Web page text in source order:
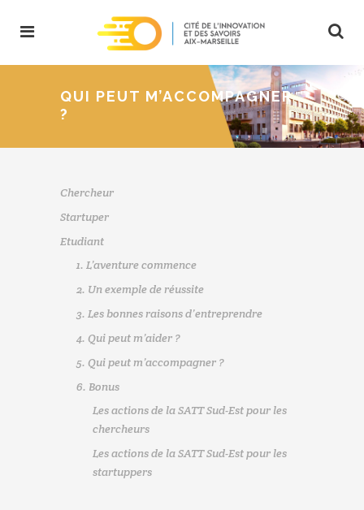
QUI PEUT M’ACCOMPAGNER
?
Chercheur
Startuper
Etudiant
1. L’aventure commence
2. Un exemple de réussite
3. Les bonnes raisons d’entreprendre
4. Qui peut m’aider ?
5. Qui peut m’accompagner ?
6. Bonus
Les actions de la SATT Sud-Est pour les
chercheurs
Les actions de la SATT Sud-Est pour les
startuppers